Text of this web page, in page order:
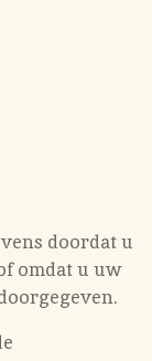
doordat u
omdat u uw